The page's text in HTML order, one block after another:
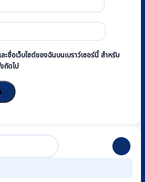
ชื่อเว็บไซต์ของฉันบนเบราว์เซอร์นี้ สำหรับ
ถัดไป